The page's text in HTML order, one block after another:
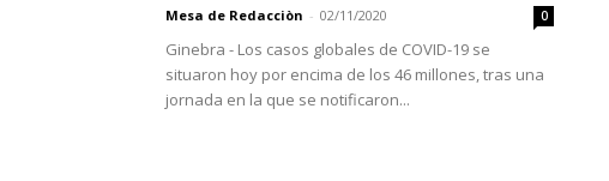
Mesa de Redacciòn - 02/11/2020 0
Ginebra - Los casos globales de COVID-19 se
situaron hoy por encima de los 46 millones, tras una
jornada en la que se notificaron...